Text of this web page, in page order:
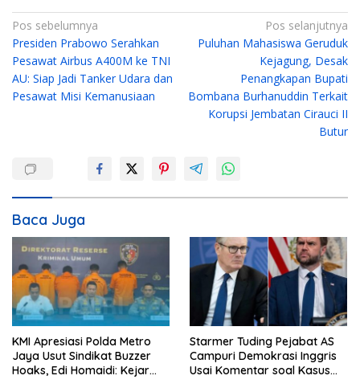
N
a
v
i
o
Pos sebelumnya
Presiden Prabowo Serahkan
Pesawat Airbus A400M ke TNI
AU: Siap Jadi Tanker Udara dan
Pesawat Misi Kemanusiaan
Pos selanjutnya
Puluhan Mahasiswa Geruduk
Kejagung, Desak
Penangkapan Bupati
Bombana Burhanuddin Terkait
Korupsi Jembatan Cirauci II
Butur
Baca Juga
KMI Apresiasi Polda Metro
Jaya Usut Sindikat Buzzer
Hoaks, Edi Homaidi: Kejar
Starmer Tuding Pejabat AS
Campuri Demokrasi Inggris
Usai Komentar soal Kasus